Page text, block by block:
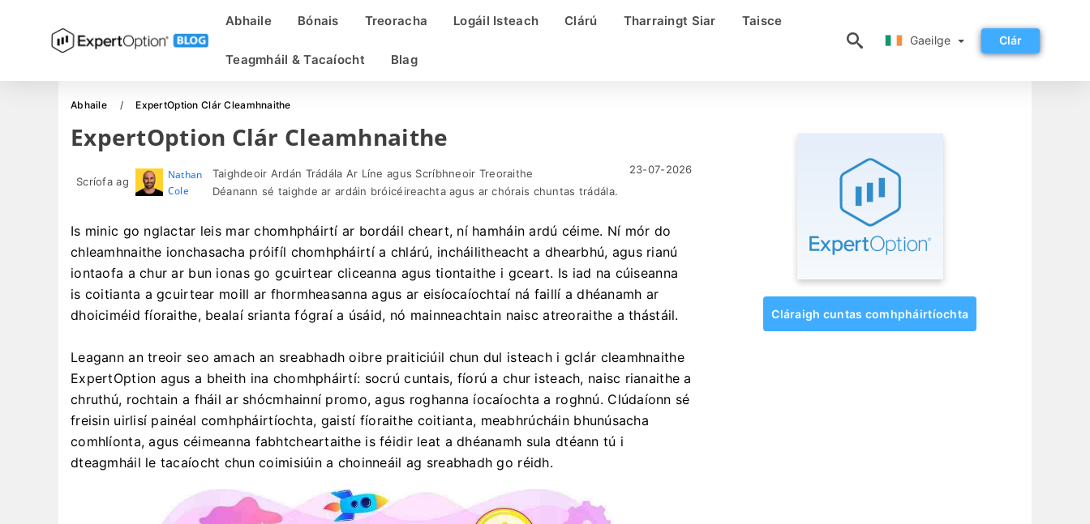
Abhaile Bónais Treoracha Logáil Isteach Clárú Tharraingt Siar Taisce
Teagmháil & Tacaíocht Blag
Gaeilge Clár
Abhaile ExpertOption Clár Cleamhnaithe
ExpertOption Clár Cleamhnaithe
Scríofa ag
Nathan
Cole
Taighdeoir Ardán Trádála Ar Líne agus Scríbhneoir Treoraithe
Déanann sé taighde ar ardáin bróicéireachta agus ar chórais chuntas trádála.
23-07-2026
Is minic go nglactar leis mar chomhpháirtí ar bordáil cheart, ní hamháin ardú céime. Ní mór do
chleamhnaithe ionchasacha próifíl chomhpháirtí a chlárú, incháilitheacht a dhearbhú, agus rianú
iontaofa a chur ar bun ionas go gcuirtear cliceanna agus tiontaithe i gceart. Is iad na cúiseanna
is coitianta a gcuirtear moill ar fhormheasanna agus ar eisíocaíochtaí ná faillí a dhéanamh ar
dhoiciméid fíoraithe, bealaí srianta fógraí a úsáid, nó mainneachtain naisc atreoraithe a thástáil.
Leagann an treoir seo amach an sreabhadh oibre praiticiúil chun dul isteach i gclár cleamhnaithe
ExpertOption agus a bheith ina chomhpháirtí: socrú cuntais, fíorú a chur isteach, naisc rianaithe a
chruthú, rochtain a fháil ar shócmhainní promo, agus roghanna íocaíochta a roghnú. Clúdaíonn sé
freisin uirlisí painéal comhpháirtíochta, gaistí fíoraithe coitianta, meabhrúcháin bhunúsacha
comhlíonta, agus céimeanna fabhtcheartaithe is féidir leat a dhéanamh sula dtéann tú i
dteagmháil le tacaíocht chun coimisiúin a choinneáil ag sreabhadh go réidh.
Cláraigh cuntas comhpháirtíochta